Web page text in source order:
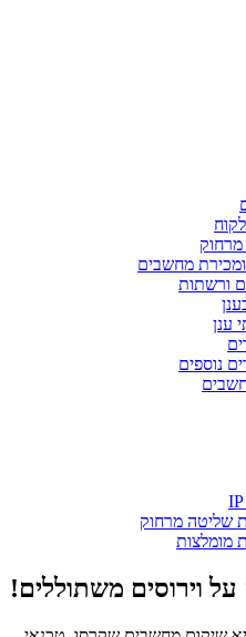
מחשבים
ורשתות
ענן
נוספים
שליטה מרחוק
מומלצות
וירוסים משתוללים!